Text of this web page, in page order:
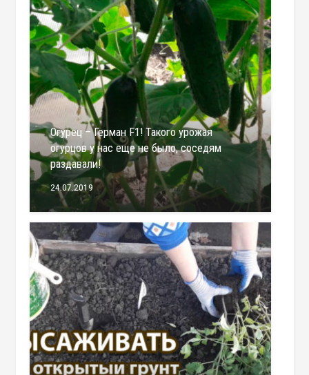
Огурец – Герман F1! Такого урожая
огурцов у нас еще не было, соседям
раздавали!
24.07.2019